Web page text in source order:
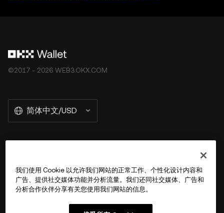
©2017 - 2026 WEB3.OKX.COM
简体中文/USD
产品
我们使用 Cookie 以允许我们网站的正常工作、个性化设计内容和
广告、提供社交媒体功能并分析流量。我们还同社交媒体、广告和
分析合作伙伴分享有关您使用我们网站的信息。